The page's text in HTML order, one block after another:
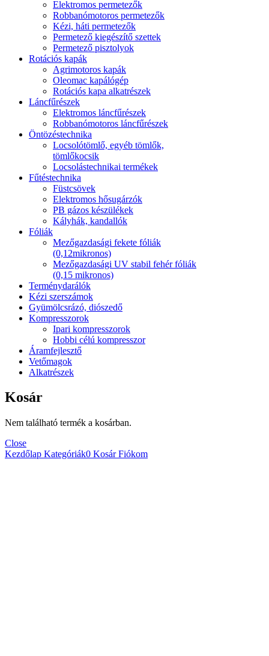
Elektromos permetezők
Robbanómotoros permetezők
Kézi, háti permetezők
Permetező kiegészítő szettek
Permetező pisztolyok
Rotációs kapák
Agrimotoros kapák
Oleomac kapálógép
Rotációs kapa alkatrészek
Láncfűrészek
Elektromos láncfűrészek
Robbanómotoros láncfűrészek
Öntözéstechnika
Locsolótömlő, egyéb tömlők,
tömlőkocsik
Locsolástechnikai termékek
Fűtéstechnika
Füstcsövek
Elektromos hősugárzók
PB gázos készülékek
Kályhák, kandallók
Fóliák
Mezőgazdasági fekete fóliák
(0,12mikronos)
Mezőgazdasági UV stabil fehér fóliák
(0,15 mikronos)
Terménydarálók
Kézi szerszámok
Gyümölcsrázó, diószedő
Kompresszorok
Ipari kompresszorok
Hobbi célú kompresszor
Áramfejlesztő
Vetőmagok
Alkatrészek
Kosár
Nem található termék a kosárban.
Close
Kezdőlap Kategóriák0 KosárFiókom